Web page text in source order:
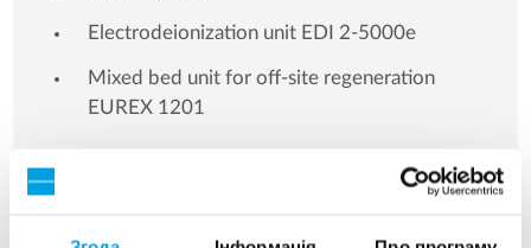
Electrodeionization unit EDI 2-5000e
Mixed bed unit for off-site regeneration
EUREX 1201